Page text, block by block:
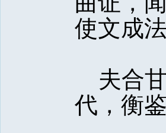
使文成
夫合甘
代，衡